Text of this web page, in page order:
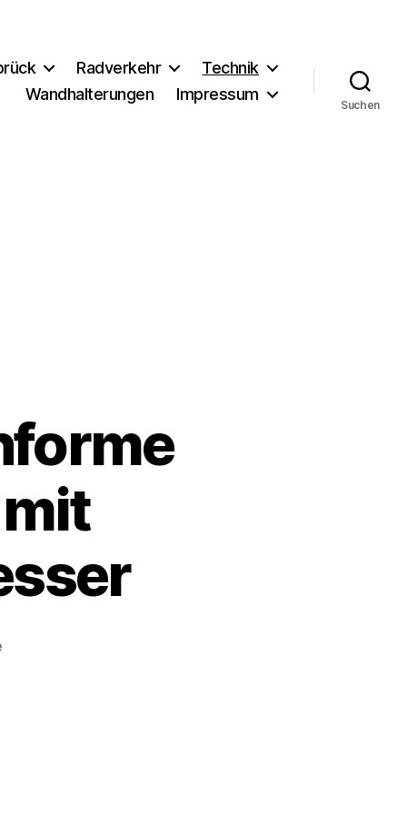
Radverkehr
Technik
Wandhalterungen
Impressum
Suchen
zu